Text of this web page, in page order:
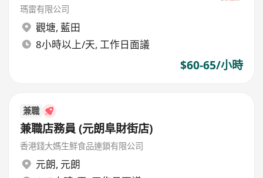
瑪雷有限公司
觀塘, 藍田
8小時以上/天, 工作日面議
$60-65/小時
兼職
兼職店務員 (元朗阜財街店)
香港錢大媽生鮮食品連鎖有限公司
元朗, 元朗